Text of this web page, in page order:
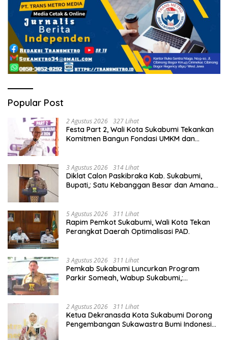
Popular Post
2 Agustus 2026 327 Lihat
Festa Part 2, Wali Kota Sukabumi Tekankan
Komitmen Bangun Fondasi UMKM dan
3 Agustus 2026 314 Lihat
Diklat Calon Paskibraka Kab. Sukabumi,
Bupati,: Satu Kebanggan Besar dan Amanah
5 Agustus 2026 311 Lihat
Rapim Pemkot Sukabumi, Wali Kota Tekan
Perangkat Daerah Optimalisasi PAD.
3 Agustus 2026 311 Lihat
Pemkab Sukabumi Luncurkan Program
Parkir Someah, Wabup Sukabumi,:
2 Agustus 2026 311 Lihat
Ketua Dekranasda Kota Sukabumi Dorong
Pengembangan Sukawastra Bumi Indonesia,